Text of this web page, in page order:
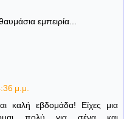
εμπειρία...
μ.μ.
καλή εβδομάδα! Είχες μια